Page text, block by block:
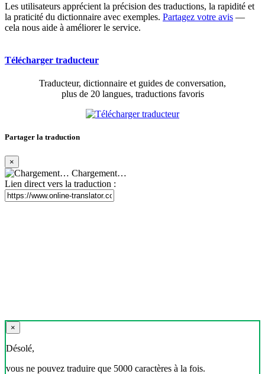
Les utilisateurs apprécient la précision des traductions, la rapidité et
la praticité du dictionnaire avec exemples. Partagez votre avis —
cela nous aide à améliorer le service.
Télécharger traducteur
Traducteur, dictionnaire et guides de conversation,
plus de 20 langues, traductions favoris
Partager la traduction
×
Chargement…
Lien direct vers la traduction :
×
Désolé,
vous ne pouvez traduire que 5000 caractères à la fois.